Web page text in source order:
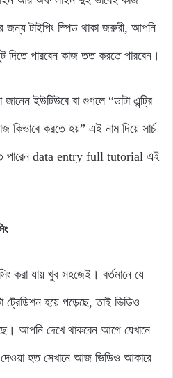
জন্য টাইপিং স্পিড থাকা জরুরী, আপনি
দিতে পারবেন কাজ তত করতে পারবেন।
ইউটিউবে বা গুগলে “ডাটা এন্ট্রি
কিভাবে করতে হয়” এই নাম দিয়ে সার্চ
পারেন data entry full tutorial এই
করা যায় খুব সহজেই। বর্তমানে যে
ট্রেডিশন হয়ে পড়েছে, তাই ভিডিও
আপনি দেখে থাকবেন আগে যেখানে
দেওয়া হত সেখানে আজ ভিডিও আকারে